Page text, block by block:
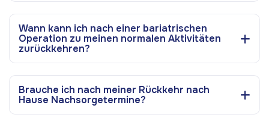
Wann kann ich nach einer bariatrischen
Operation zu meinen normalen Aktivitäten
zurückkehren?
Brauche ich nach meiner Rückkehr nach
Hause Nachsorgetermine?